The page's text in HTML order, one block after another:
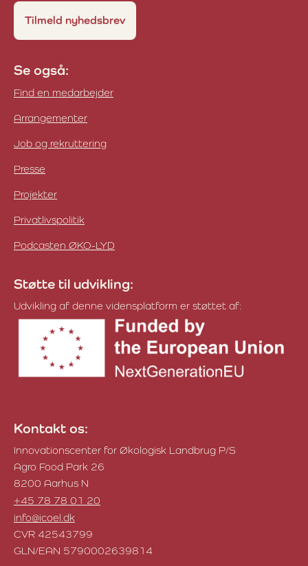
Tilmeld nyhedsbrev
Se også:
Find en medarbejder
Arrangementer
Job og rekruttering
Presse
Projekter
Privatlivspolitik
Podcasten ØKO-LYD
Støtte til udvikling:
Udvikling af denne vidensplatform er støttet af:
Kontakt os:
Innovationscenter for Økologisk Landbrug P/S
Agro Food Park 26
8200 Aarhus N
+45 78 78 01 20
info@icoel.dk
CVR 42543799
GLN/EAN 5790002639814